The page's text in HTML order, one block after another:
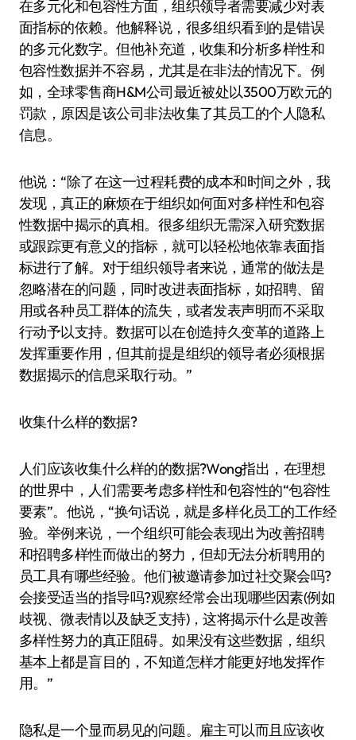
在多元化和包容性方面，组织领导者需要减少对表
面指标的依赖。他解释说，很多组织看到的是错误
的多元化数字。但他补充道，收集和分析多样性和
包容性数据并不容易，尤其是在非法的情况下。例
如，全球零售商H&M公司最近被处以3500万欧元的
罚款，原因是该公司非法收集了其员工的个人隐私
信息。
他说：“除了在这一过程耗费的成本和时间之外，我
发现，真正的麻烦在于组织如何面对多样性和包容
性数据中揭示的真相。很多组织无需深入研究数据
或跟踪更有意义的指标，就可以轻松地依靠表面指
标进行了解。对于组织领导者来说，通常的做法是
忽略潜在的问题，同时改进表面指标，如招聘、留
用或各种员工群体的流失，或者发表声明而不采取
行动予以支持。数据可以在创造持久变革的道路上
发挥重要作用，但其前提是组织的领导者必须根据
数据揭示的信息采取行动。”
收集什么样的数据?
人们应该收集什么样的的数据?Wong指出，在理想
的世界中，人们需要考虑多样性和包容性的“包容性
要素”。他说，“换句话说，就是多样化员工的工作经
验。举例来说，一个组织可能会表现出为改善招聘
和招聘多样性而做出的努力，但却无法分析聘用的
员工具有哪些经验。他们被邀请参加过社交聚会吗?
会接受适当的指导吗?观察经常会出现哪些因素(例如
歧视、微表情以及缺乏支持)，这将揭示什么是改善
多样性努力的真正阻碍。如果没有这些数据，组织
基本上都是盲目的，不知道怎样才能更好地发挥作
用。”
隐私是一个显而易见的问题。雇主可以而且应该收